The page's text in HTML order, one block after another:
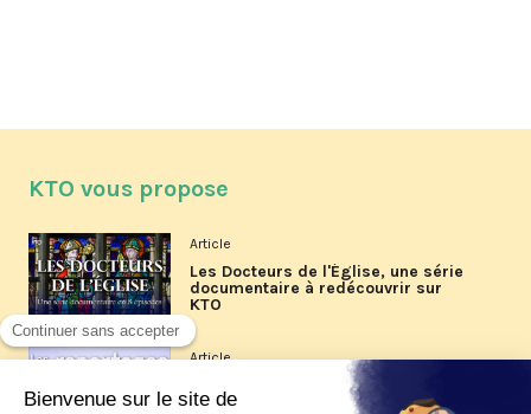
KTO vous propose
Article
Les Docteurs de l'Église, une série
documentaire à redécouvrir sur
KTO
Article
Les reportages d'été 2026 de KTO